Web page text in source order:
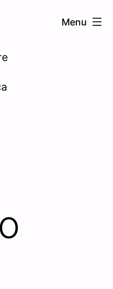
Menu